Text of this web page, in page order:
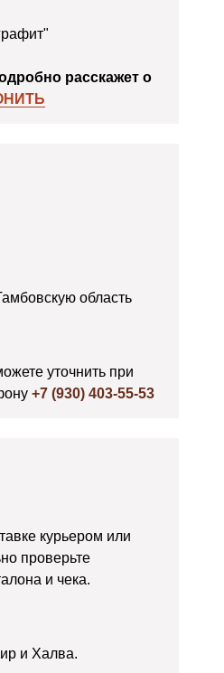
расскажет о
область
уточнить при
+7 (930) 403-55-53
курьером или
проверьте
и чека.
и Халва.